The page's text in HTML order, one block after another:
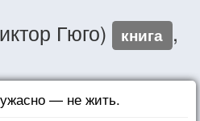
Гюго) книга ,
— не жить.